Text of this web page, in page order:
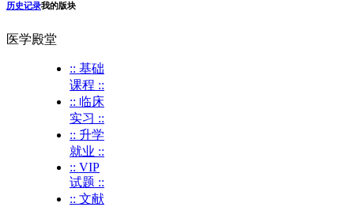
历史记录我的版块
医学殿堂
:: 基础
课程 ::
:: 临床
实习 ::
:: 升学
就业 ::
:: VIP
试题 ::
:: 文献